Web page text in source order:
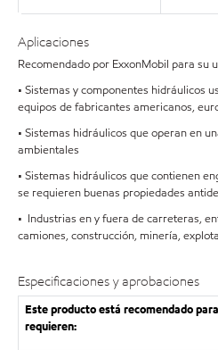
Aplicaciones
Recomendado por ExxonMobil para su
• Sistemas y componentes hidráulicos
equipos de fabricantes americanos,
• Sistemas hidráulicos que operan en
ambientales
• Sistemas hidráulicos que contienen
se requieren buenas propiedades
• Industrias en y fuera de carreteras,
camiones, construcción, minería,
Especificaciones y aprobaciones
Este producto está recomendado
requieren: